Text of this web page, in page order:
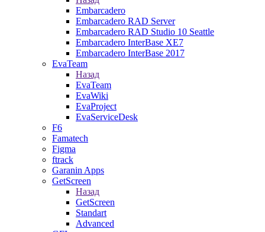
Embarcadero
Embarcadero RAD Server
Embarcadero RAD Studio 10 Seattle
Embarcadero InterBase XE7
Embarcadero InterBase 2017
EvaTeam
Назад
EvaTeam
EvaWiki
EvaProject
EvaServiceDesk
F6
Famatech
Figma
ftrack
Garanin Apps
GetScreen
Назад
GetScreen
Standart
Advanced